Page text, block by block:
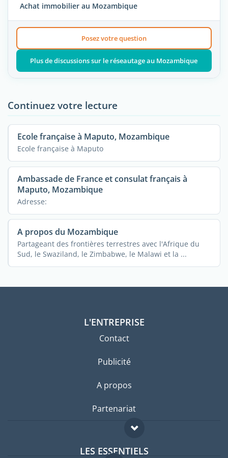
Achat immobilier au Mozambique
Posez votre question
Plus de discussions sur le réseautage au Mozambique
Continuez votre lecture
Ecole française à Maputo, Mozambique
Ecole française à Maputo
Ambassade de France et consulat français à
Maputo, Mozambique
Adresse:
A propos du Mozambique
Partageant des frontières terrestres avec l'Afrique du
Sud, le Swaziland, le Zimbabwe, le Malawi et la ...
L'ENTREPRISE
Contact
Publicité
A propos
Partenariat
LES ESSENTIELS